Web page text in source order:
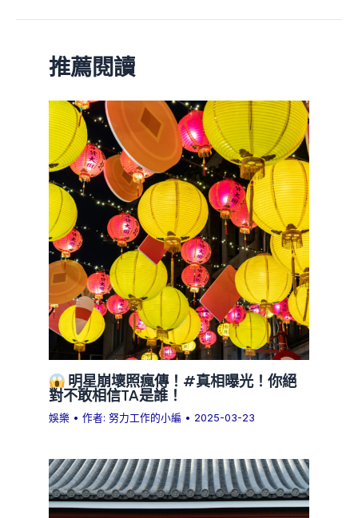
推薦閱讀
明星崩壞照瘋傳！#真相曝光！你絕
對不敢相信TA是誰！
娛樂 • 作者:努力工作的小編 • 2025-03-23